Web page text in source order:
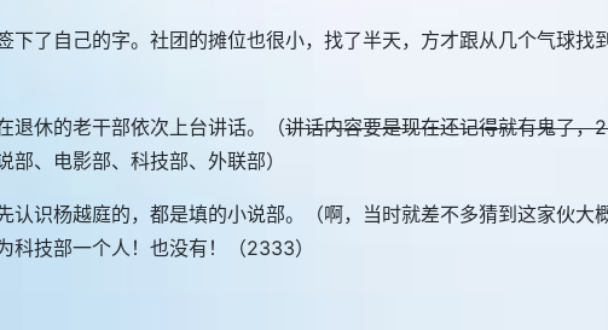
下了自己的字。社团的摊位也很小，找了半天，方才跟从几个气球
退休的老干部依次上台讲话。（讲话内容要是现在还记得就有鬼了，
、电影部、科技部、外联部）
认识杨越庭的，都是填的小说部。（啊，当时就差不多猜到这家伙
科技部一个人！也没有！（2333）